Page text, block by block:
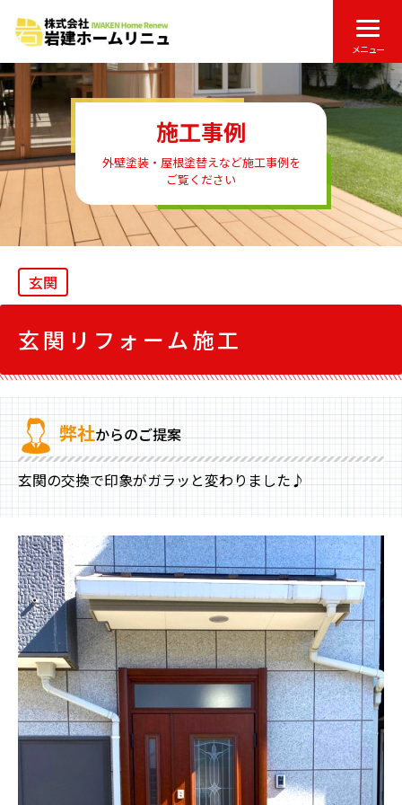
メニュー
施工事例
外壁塗装・屋根塗替えなど施工事例を
ご覧ください
玄関
玄関リフォーム施工
弊社からのご提案
玄関の交換で印象がガラッと変わりました♪